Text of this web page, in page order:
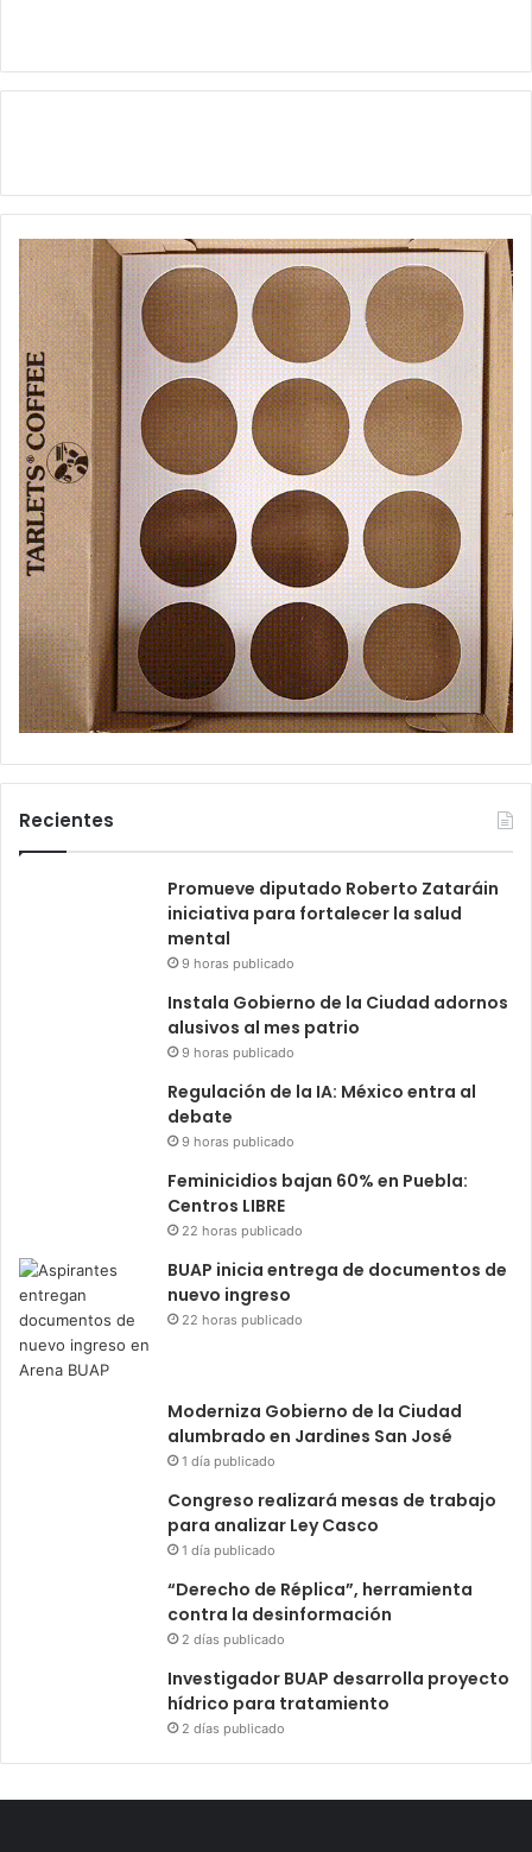
Recientes
Promueve diputado Roberto Zataráin
iniciativa para fortalecer la salud
mental
9 horas publicado
Instala Gobierno de la Ciudad adornos
alusivos al mes patrio
9 horas publicado
Regulación de la IA: México entra al
debate
9 horas publicado
Feminicidios bajan 60% en Puebla:
Centros LIBRE
22 horas publicado
BUAP inicia entrega de documentos de
nuevo ingreso
22 horas publicado
Moderniza Gobierno de la Ciudad
alumbrado en Jardines San José
1 día publicado
Congreso realizará mesas de trabajo
para analizar Ley Casco
1 día publicado
“Derecho de Réplica”, herramienta
contra la desinformación
2 días publicado
Investigador BUAP desarrolla proyecto
hídrico para tratamiento
2 días publicado